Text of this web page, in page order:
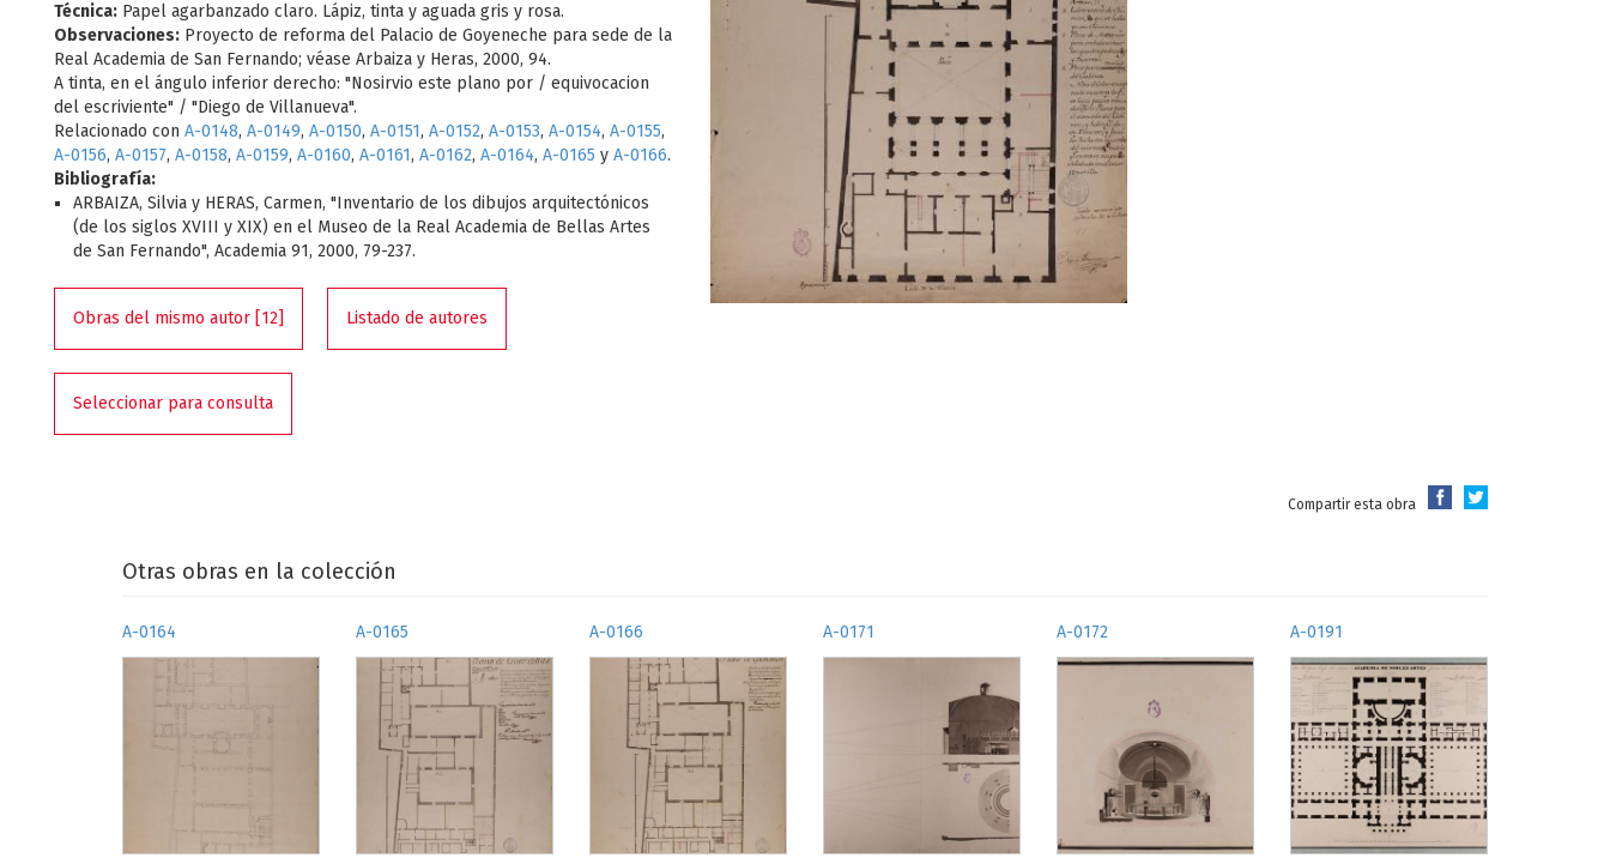
Técnica: Papel agarbanzado claro. Lápiz, tinta y aguada gris y rosa.
Observaciones: Proyecto de reforma del Palacio de Goyeneche para sede de la
Real Academia de San Fernando; véase Arbaiza y Heras, 2000, 94.
A tinta, en el ángulo inferior derecho: "Nosirvio este plano por / equivocacion
del escriviente" / "Diego de Villanueva".
Relacionado con A-0148, A-0149, A-0150, A-0151, A-0152, A-0153, A-0154, A-0155,
A-0156, A-0157, A-0158, A-0159, A-0160, A-0161, A-0162, A-0164, A-0165 y A-0166.
Bibliografía:
ARBAIZA, Silvia y HERAS, Carmen, "Inventario de los dibujos arquitectónicos
(de los siglos XVIII y XIX) en el Museo de la Real Academia de Bellas Artes
de San Fernando", Academia 91, 2000, 79-237.
Obras del mismo autor [12] Listado de autores
Seleccionar para consulta
Compartir esta obra
Otras obras en la colección
A-0164 A-0165 A-0166 A-0171 A-0172 A-0191